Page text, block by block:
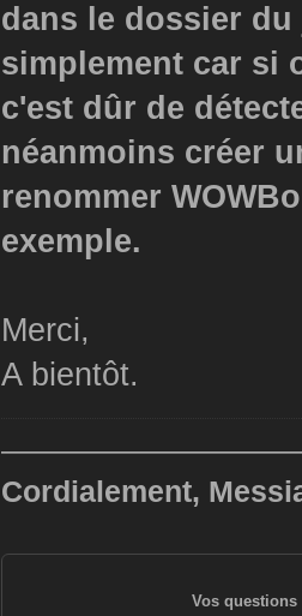
dans le dossier
simplement car si
c'est dûr de
néanmoins créer
renommer
exemple.
Merci,
A bientôt.
Cordialement,
Vos questions